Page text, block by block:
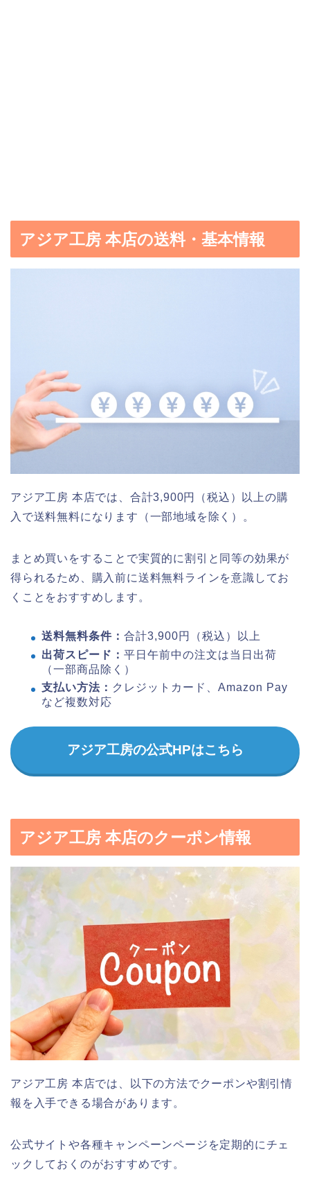
アジア工房 本店の送料・基本情報
アジア工房 本店では、合計3,900円（税込）以上の購
入で送料無料になります（一部地域を除く）。
まとめ買いをすることで実質的に割引と同等の効果が
得られるため、購入前に送料無料ラインを意識してお
くことをおすすめします。
送料無料条件： 合計3,900円（税込）以上
出荷スピード： 平日午前中の注文は当日出荷
（一部商品除く）
支払い方法： クレジットカード、Amazon Pay
など複数対応
アジア工房の公式HPはこちら
アジア工房 本店のクーポン情報
アジア工房 本店では、以下の方法でクーポンや割引情
報を入手できる場合があります。
公式サイトや各種キャンペーンページを定期的にチェ
ックしておくのがおすすめです。